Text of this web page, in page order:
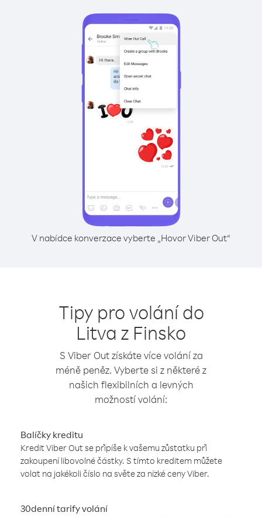
V nabídce konverzace vyberte „Hovor Viber Out“
Tipy pro volání do
Litva z Finsko
S Viber Out získáte více volání za
méně peněz. Vyberte si z některé z
našich flexibilních a levných
možností volání:
Balíčky kreditu
Kredit Viber Out se připíše k vašemu zůstatku při
zakoupení libovolné částky. S tímto kreditem můžete
volat na jakékoli číslo na světe za nízké ceny Viber.
30denní tarify volání